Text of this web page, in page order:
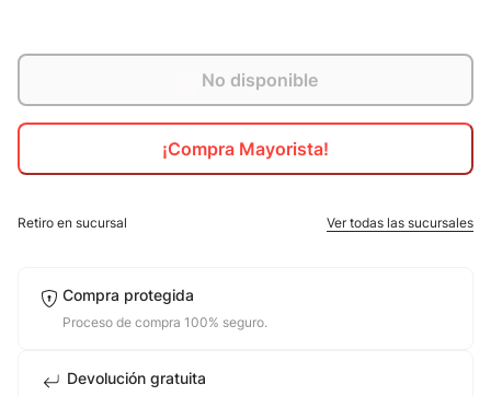
No disponible
¡Compra Mayorista!
Retiro en sucursal Ver todas las sucursales
Compra protegida
Proceso de compra 100% seguro.
Devolución gratuita
6. mochila
9. jdy